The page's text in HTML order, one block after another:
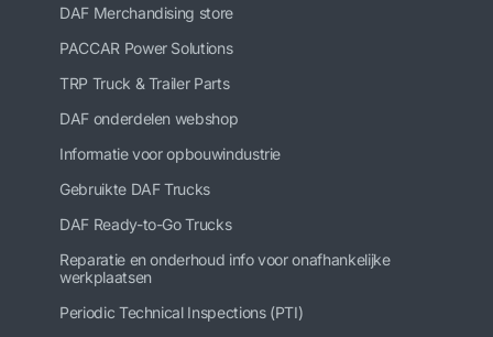
DAF Merchandising store
PACCAR Power Solutions
TRP Truck & Trailer Parts
DAF onderdelen webshop
Informatie voor opbouwindustrie
Gebruikte DAF Trucks
DAF Ready-to-Go Trucks
Reparatie en onderhoud info voor onafhankelijke
werkplaatsen
Periodic Technical Inspections (PTI)